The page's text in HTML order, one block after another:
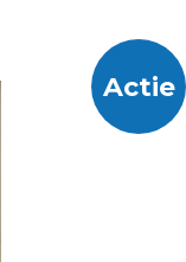
Actie